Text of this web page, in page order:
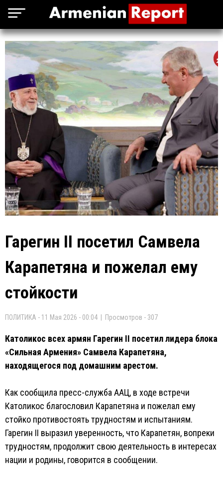
Гарегин II посетил Самвела
Карапетяна и пожелал ему
стойкости
ПОЛИТИКА - 11 Мая 2026 - 00:04 | Просмотров - 307
Католикос всех армян Гарегин II посетил лидера блока
«Сильная Армения» Самвела Карапетяна,
находящегося под домашним арестом.
Как сообщила пресс-служба ААЦ, в ходе встречи
Католикос благословил Карапетяна и пожелал ему
стойко противостоять трудностям и испытаниям.
Гарегин II выразил уверенность, что Карапетян, вопреки
трудностям, продолжит свою деятельность в интересах
нации и родины, говорится в сообщении.